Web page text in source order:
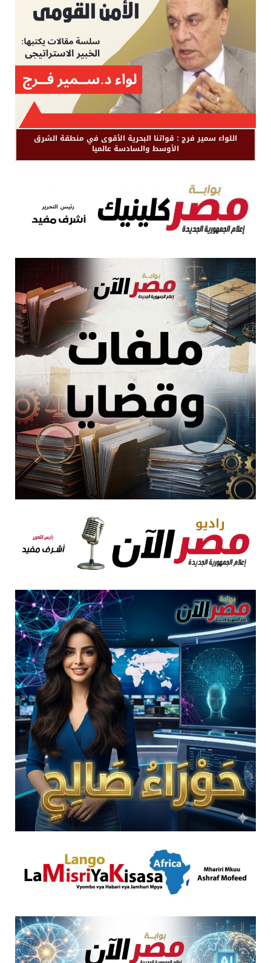
اللواء سمير فرج : قواتنا البحرية الأقوى في منطقة الشرق
الأوسط والسادسة عالميا